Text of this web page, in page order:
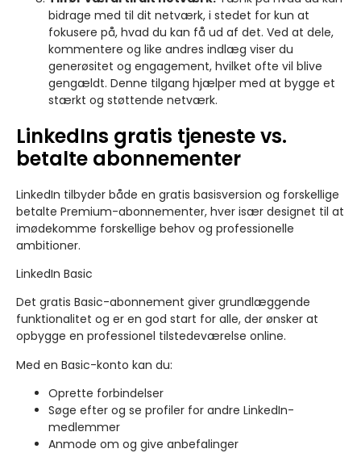
bidrage med til dit netværk, i stedet for kun at
fokusere på, hvad du kan få ud af det. Ved at dele,
kommentere og like andres indlæg viser du
generøsitet og engagement, hvilket ofte vil blive
gengældt. Denne tilgang hjælper med at bygge et
stærkt og støttende netværk.
LinkedIns gratis tjeneste vs.
betalte abonnementer
LinkedIn tilbyder både en gratis basisversion og forskellige
betalte Premium-abonnementer, hver især designet til at
imødekomme forskellige behov og professionelle
ambitioner.
LinkedIn Basic
Det gratis Basic-abonnement giver grundlæggende
funktionalitet og er en god start for alle, der ønsker at
opbygge en professionel tilstedeværelse online.
Med en Basic-konto kan du:
Oprette forbindelser
Søge efter og se profiler for andre LinkedIn-
medlemmer
Anmode om og give anbefalinger